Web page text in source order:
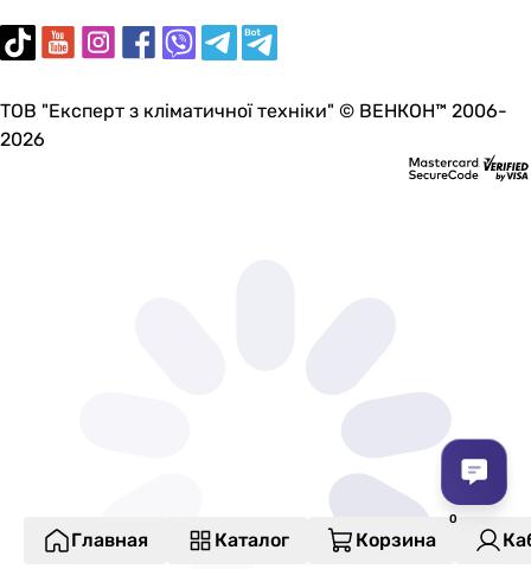
ТОВ "Експерт з кліматичної техніки" © ВЕНКОН™ 2006-
2026
Главная Каталог Корзина